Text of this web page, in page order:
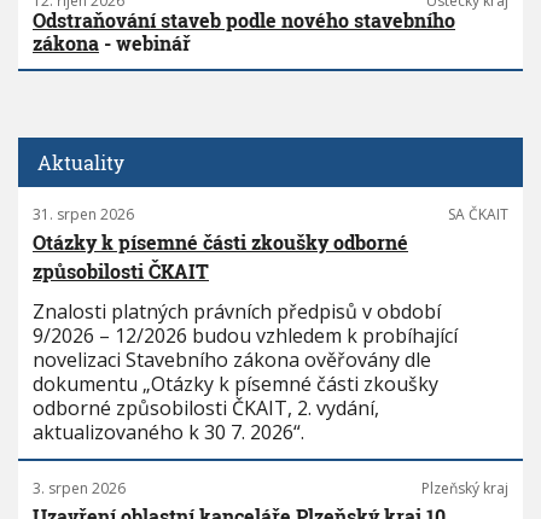
Odstraňování staveb podle nového stavebního
zákona - webinář
Aktuality
31. srpen 2026 SA ČKAIT
Otázky k písemné části zkoušky odborné
způsobilosti ČKAIT
Znalosti platných právních předpisů v období
9/2026 – 12/2026 budou vzhledem k probíhající
novelizaci Stavebního zákona ověřovány dle
dokumentu „Otázky k písemné části zkoušky
odborné způsobilosti ČKAIT, 2. vydání,
aktualizovaného k 30 7. 2026“.
3. srpen 2026 Plzeňský kraj